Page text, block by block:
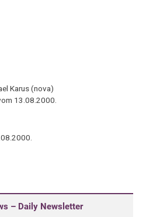
Karus (nova)
13.08.2000.
– Daily Newsletter